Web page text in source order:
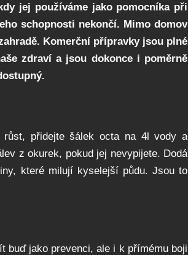
jej používáme jako pomocníka při
schopnosti nekončí. Mimo domov
Komerční přípravky jsou plné
zdraví a jsou dokonce i poměrně
růst, přidejte šálek octa na 4l vody a
z okurek, pokud jej nevypijete. Dodá
které milují kyselejší půdu. Jsou to
buď jako prevenci, ale i k přímému boji